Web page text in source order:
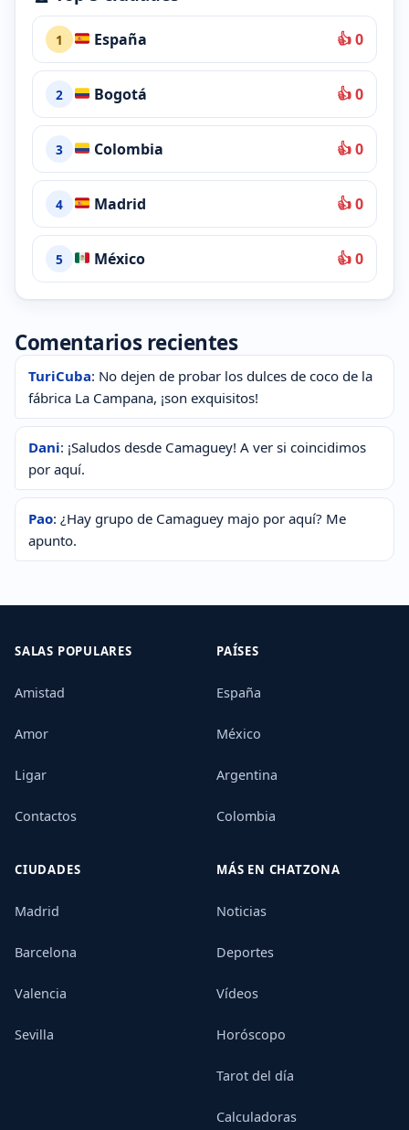
1 España 👍 0
2 Bogotá 👍 0
3 Colombia 👍 0
4 Madrid 👍 0
5 México 👍 0
Comentarios recientes
TuriCuba: No dejen de probar los dulces de coco de la
fábrica La Campana, ¡son exquisitos!
Dani: ¡Saludos desde Camaguey! A ver si coincidimos
por aquí.
Pao: ¿Hay grupo de Camaguey majo por aquí? Me
apunto.
SALAS POPULARES
Amistad
Amor
Ligar
Contactos
PAÍSES
España
México
Argentina
Colombia
CIUDADES
Madrid
Barcelona
Valencia
Sevilla
MÁS EN CHATZONA
Noticias
Deportes
Vídeos
Horóscopo
Tarot del día
Calculadoras